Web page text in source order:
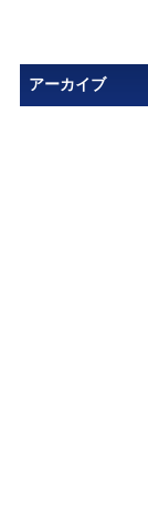
アーカイブ